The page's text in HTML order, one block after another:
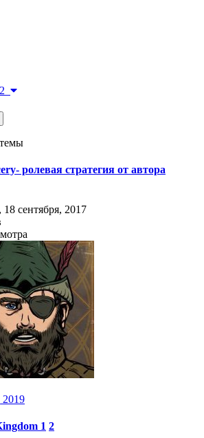
ролевая стратегия от автора
, 18 сентября, 2017
2019
1 2